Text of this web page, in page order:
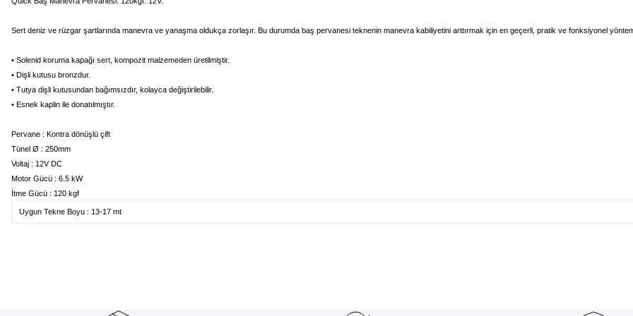
Sert deniz ve rüzgar şartlarında manevra ve yanaşma oldukça zorlaşır. Bu durumda baş pervanesi teknenin manevra kabiliyetini arttırmak için en geçerli, pratik ve fonksiyonel
• Solenid koruma kapağı sert, kompozit malzemeden üretilmiştir.
• Dişli kutusu bronzdur.
• Tutya dişli kutusundan bağımsızdır, kolayca değiştirilebilir.
• Esnek kaplin ile donatılmıştır.
Pervane : Kontra dönüşlü çift
Tünel Ø : 250mm
Voltaj : 12V DC
Motor Gücü : 6.5 kW
İtme Gücü : 120 kgf
Uygun Tekne Boyu : 13-17 mt